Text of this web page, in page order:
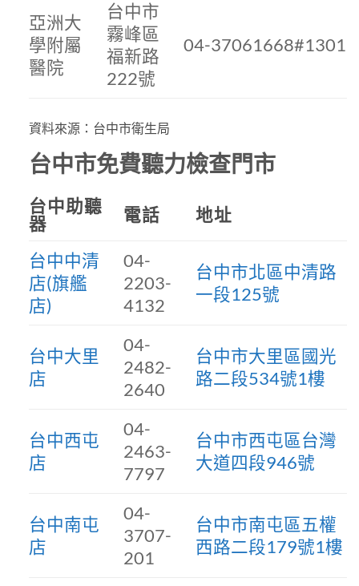
亞洲大
學附屬
醫院
台中市
霧峰區
福新路
222號
04-37061668#1301
資料來源：台中市衛生局
台中市免費聽力檢查門市
台中助聽
器
電話 地址
台中中清
店(旗艦
店)
04-
2203-
4132
台中市北區中清路
一段125號
台中大里
店
04-
2482-
2640
台中市大里區國光
路二段534號1樓
台中西屯
店
04-
2463-
7797
台中市西屯區台灣
大道四段946號
台中南屯
店
04-
3707-
201
台中市南屯區五權
西路二段179號1樓